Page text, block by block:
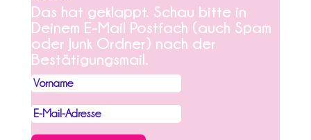
Das hat geklappt. Schau bitte in
Deinem E-Mail Postfach (auch Spam
oder Junk Ordner) nach der
Bestätigungsmail.